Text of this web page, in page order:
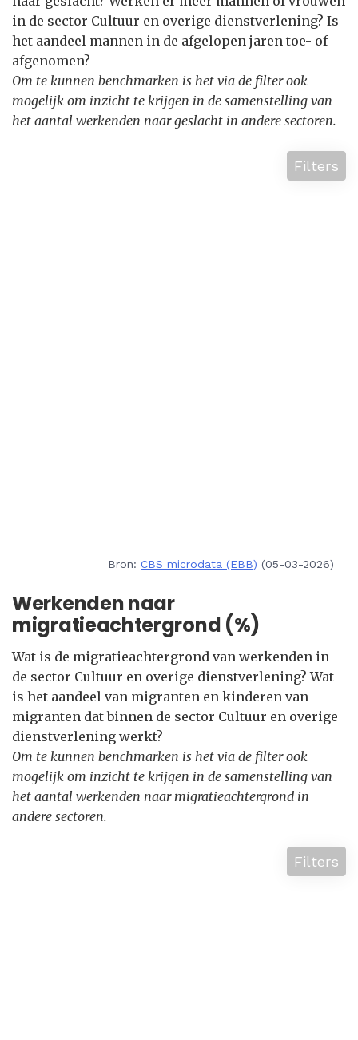
in de sector Cultuur en overige dienstverlening? Is
het aandeel mannen in de afgelopen jaren toe- of
afgenomen?
Om te kunnen benchmarken is het via de filter ook
mogelijk om inzicht te krijgen in de samenstelling van
het aantal werkenden naar geslacht in andere sectoren.
Filters
Bron: CBS microdata (EBB) (05-03-2026)
Werkenden naar
migratieachtergrond (%)
Wat is de migratieachtergrond van werkenden in
de sector Cultuur en overige dienstverlening? Wat
is het aandeel van migranten en kinderen van
migranten dat binnen de sector Cultuur en overige
dienstverlening werkt?
Om te kunnen benchmarken is het via de filter ook
mogelijk om inzicht te krijgen in de samenstelling van
het aantal werkenden naar migratieachtergrond in
andere sectoren.
Filters